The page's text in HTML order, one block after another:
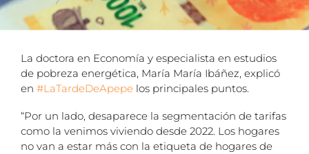
La doctora en Economía y especialista en estudios
de pobreza energética, María María Ibáñez, explicó
en #LaTardeDeApepe los principales puntos.
“Por un lado, desaparece la segmentación de tarifas
como la venimos viviendo desde 2022. Los hogares
no van a estar más con la etiqueta de hogares de